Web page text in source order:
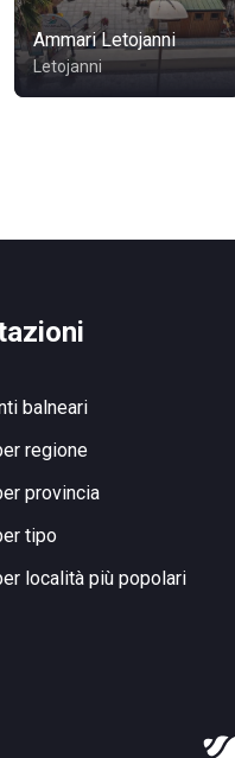
Ammari Letojanni
Letojanni
balneari
regione
provincia
tipo
località più popolari